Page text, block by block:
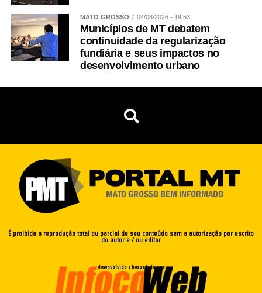
MATO GROSSO 04/08/2026 - 19:53
Municípios de MT debatem
continuidade da regularização
fundiária e seus impactos no
desenvolvimento urbano
É proibida a reprodução total ou parcial de seu conteúdo sem a autorização por escrito
do autor e / ou editor
desenvolvido e hospedado por